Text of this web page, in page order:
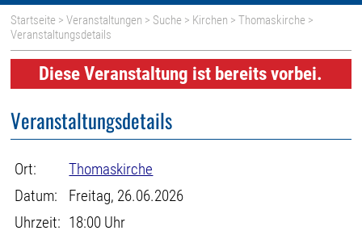
Startseite >Veranstaltungen > Suche > Kirchen >Thomaskirche >
Veranstaltungsdetails
Diese Veranstaltung ist bereits vorbei.
Veranstaltungsdetails
Ort:
Thomaskirche
Datum:
Freitag, 26.06.2026
Uhrzeit: 18:00 Uhr